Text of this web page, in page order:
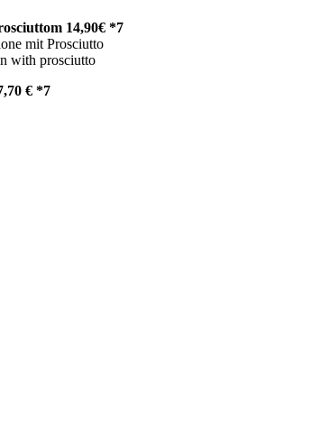
14,90€ *7
€ *7